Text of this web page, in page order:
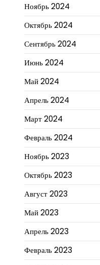
Ноябрь 2024
Октябрь 2024
Сентябрь 2024
Июнь 2024
Май 2024
Апрель 2024
Март 2024
Февраль 2024
Ноябрь 2023
Октябрь 2023
Август 2023
Май 2023
Апрель 2023
Февраль 2023